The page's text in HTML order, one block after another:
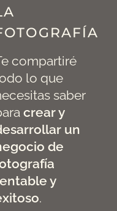
compartiré
lo que
saber
crear y
un
de
y
.